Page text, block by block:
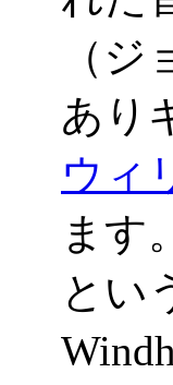
（
あり
ウィ
ます。
とい